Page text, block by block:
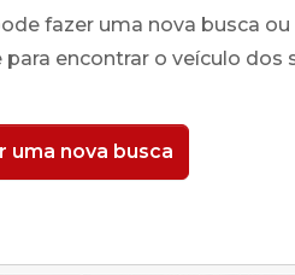
fazer uma nova busca
para encontrar o veículo dos
uma nova busca